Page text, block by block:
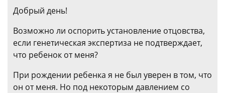
Добрый день!
Возможно ли оспорить установление отцовства,
если генетическая экспертиза не подтверждает,
что ребенок от меня?
При рождении ребенка я не был уверен в том, что
он от меня. Но под некоторым давлением со